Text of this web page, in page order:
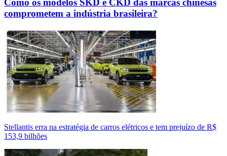
comprometem a indústria brasileira?
Stellantis erra na estratégia de carros elétricos e tem prejuízo de R$
153,9 bilhões